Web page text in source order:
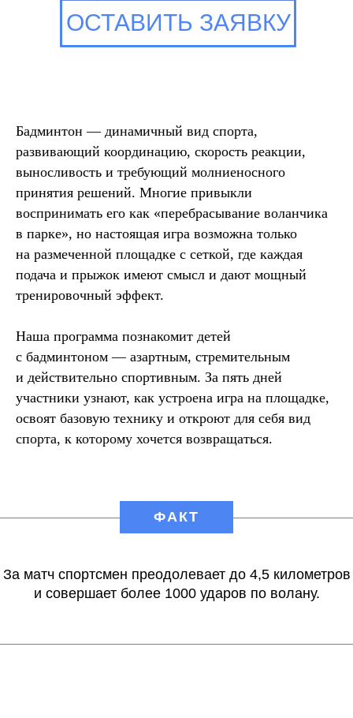
ОСТАВИТЬ ЗАЯВКУ
Бадминтон — динамичный вид спорта,
развивающий координацию, скорость реакции,
выносливость и требующий молниеносного
принятия решений. Многие привыкли
воспринимать его как «перебрасывание воланчика
в парке», но настоящая игра возможна только
на размеченной площадке с сеткой, где каждая
подача и прыжок имеют смысл и дают мощный
тренировочный эффект.
Наша программа познакомит детей
с бадминтоном — азартным, стремительным
и действительно спортивным. За пять дней
участники узнают, как устроена игра на площадке,
освоят базовую технику и откроют для себя вид
спорта, к которому хочется возвращаться.
ФАКТ
За матч спортсмен преодолевает до 4,5 километров
и совершает более 1000 ударов по волану.